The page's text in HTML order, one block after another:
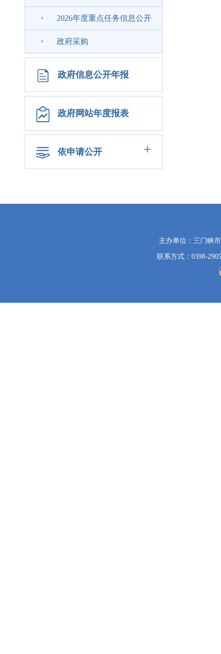
2026年度重点任务信息公开
政府采购
政府信息公开年报
政府网站年度报表
依申请公开 +
主办单位：三门峡
联系方式：0398-